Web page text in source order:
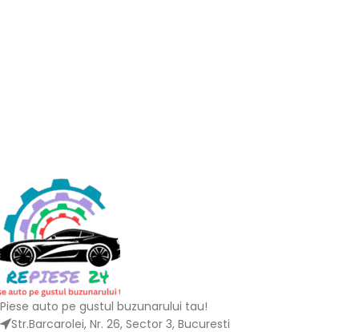
Piese auto pe gustul buzunarului tau!
Str.Barcarolei, Nr. 26, Sector 3, Bucuresti